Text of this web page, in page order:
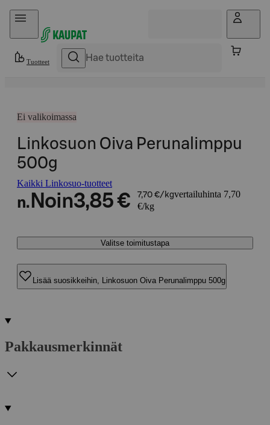
Hyppää sisältöön
Tuotteet
Ei valikoimassa
Linkosuon Oiva Perunalimppu
500g
Kaikki Linkosuo-tuotteet
n. Noin3,85 € 7,70 €/kgvertailuhinta 7,70
€/kg
Valitse toimitustapa
Lisää suosikkeihin, Linkosuon Oiva Perunalimppu 500g
Pakkausmerkinnät